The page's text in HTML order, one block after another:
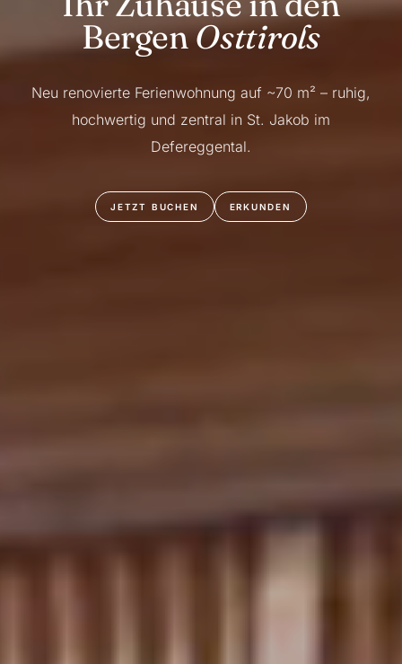
BergenOsttirols
Neu renovierte Ferienwohnung auf ~70 m² – ruhig,
hochwertig und zentral in St. Jakob im
Defereggental.
JETZT BUCHEN ERKUNDEN